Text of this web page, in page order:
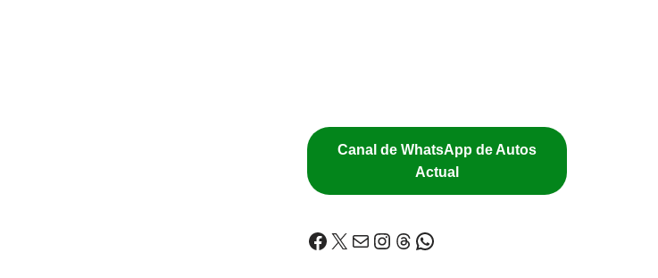
Canal de WhatsApp de Autos
Actual